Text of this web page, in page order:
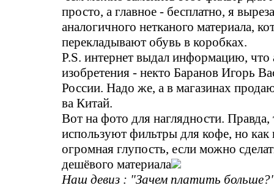
просто, а главное - бесплатно, я
аналогичного нетканого материала,
перекладывают обувь в коробках.
P.S. интернет выдал информацию, что
изобретения - некто Баранов Игорь
России. Надо же, а в магазинах
ва Китай.
Вот на фото для наглядности.
используют фильтры для кофе, но как
огромная глупость, если можно
дешёвого материала
Наш девиз : "Зачем платить